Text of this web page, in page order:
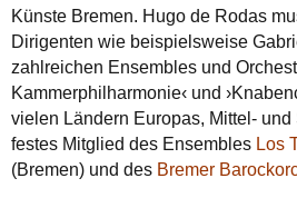
Künste Bremen. Hugo de Rodas
Dirigenten wie beispielsweise
zahlreichen Ensembles und
Kammer­philharmonie‹ und
vielen Ländern Europas, Mittel-
festes Mitglied des Ensembles Los
(Bremen) und des Bremer